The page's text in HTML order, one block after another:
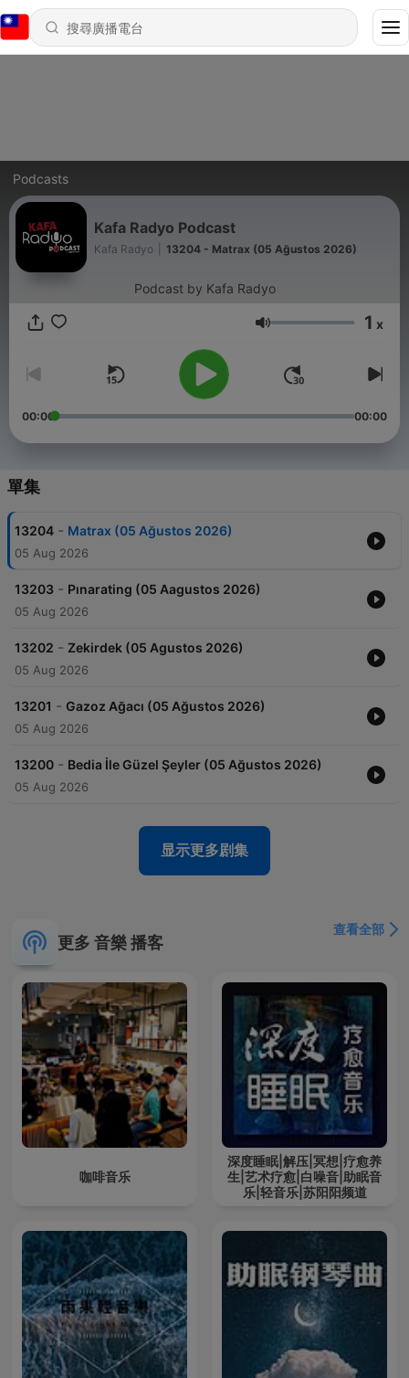
Podcasts
Kafa Radyo Podcast
Kafa Radyo 13204 - Matrax (05 Ağustos 2026)
Podcast by Kafa Radyo
音量 1 x
00:00 00:00
單集
13204 - Matrax (05 Ağustos 2026)
05 Aug 2026
13203 - Pınarating (05 Aagustos 2026)
05 Aug 2026
13202 - Zekirdek (05 Agustos 2026)
05 Aug 2026
13201 - Gazoz Ağacı (05 Ağustos 2026)
05 Aug 2026
13200 - Bedia İle Güzel Şeyler (05 Ağustos 2026)
05 Aug 2026
显示更多剧集
更多 音樂 播客
查看全部
咖啡音乐
深度睡眠|解压|冥想|疗愈养
生|艺术疗愈|白噪音|助眠音
乐|轻音乐|苏阳阳频道